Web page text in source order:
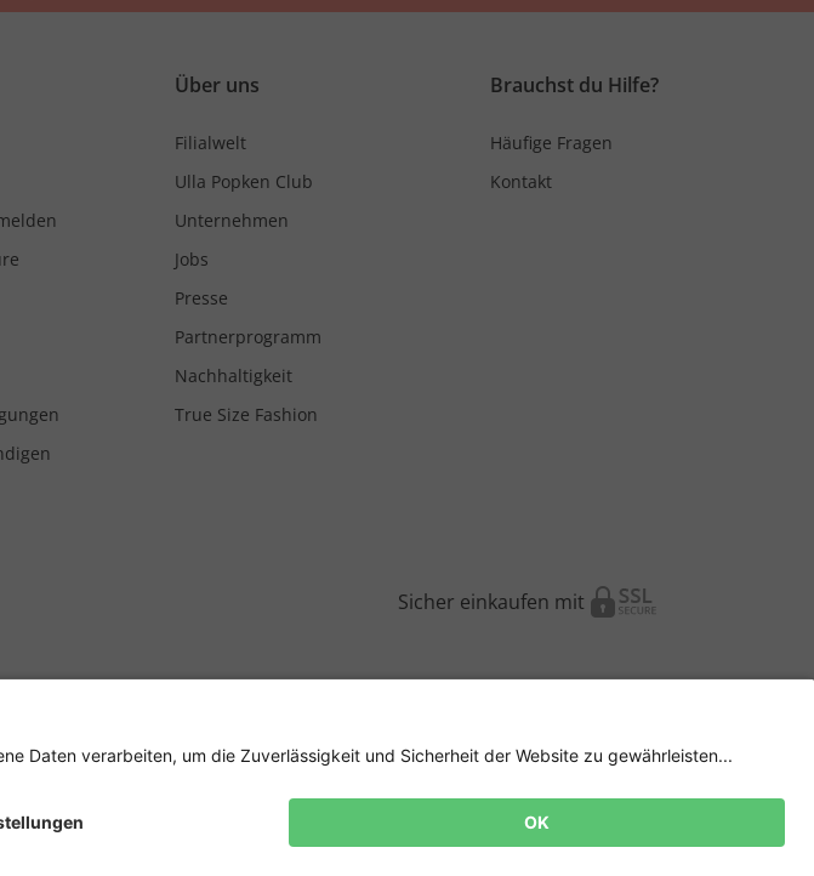
Über uns
Filialwelt
Ulla Popken Club
Unternehmen
Jobs
Presse
Partnerprogramm
Nachhaltigkeit
True Size Fashion
Brauchst du Hilfe?
Häufige Fragen
Kontakt
Sicher einkaufen mit